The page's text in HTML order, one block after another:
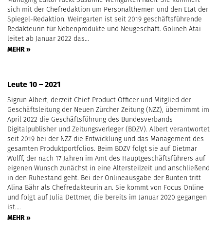
sich mit der Chefredaktion um Personalthemen und den Etat der
Spiegel-Redaktion. Weingarten ist seit 2019 geschäftsführende
Redakteurin für Nebenprodukte und Neugeschäft. Golineh Atai
leitet ab Januar 2022 das…
MEHR »
Leute 10 – 2021
Sigrun Albert, derzeit Chief Product Officer und Mitglied der
Geschäftsleitung der Neuen Zürcher Zeitung (NZZ), übernimmt im
April 2022 die Geschäftsführung des Bundesverbands
Digitalpublisher und Zeitungsverleger (BDZV). Albert verantwortet
seit 2019 bei der NZZ die Entwicklung und das Management des
gesamten Produktportfolios. Beim BDZV folgt sie auf Dietmar
Wolff, der nach 17 Jahren im Amt des Hauptgeschäftsführers auf
eigenen Wunsch zunächst in eine Altersteilzeit und anschließend
in den Ruhestand geht. Bei der Onlineausgabe der Bunten tritt
Alina Bähr als Chefredakteurin an. Sie kommt von Focus Online
und folgt auf Julia Dettmer, die bereits im Januar 2020 gegangen
ist.…
MEHR »